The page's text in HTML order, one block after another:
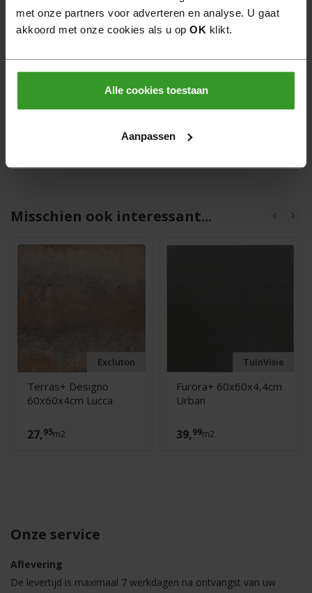
met onze partners voor adverteren en analyse. U gaat
akkoord met onze cookies als u op OK klikt.
Alle cookies toestaan
Aanpassen
Gratis verzending boven €950,- goederenwaarde
Binnen 30 dagen retourneren
6 dagen per week bereikbaar
Misschien ook interessant...
Excluton
Terras+ Designo
60x60x4cm Lucca
27,95m2
TuinVisie
Furora+ 60x60x4,4cm
Urban
39,99m2
Onze service
Aflevering
De levertijd is maximaal 7 werkdagen na ontvangst van uw